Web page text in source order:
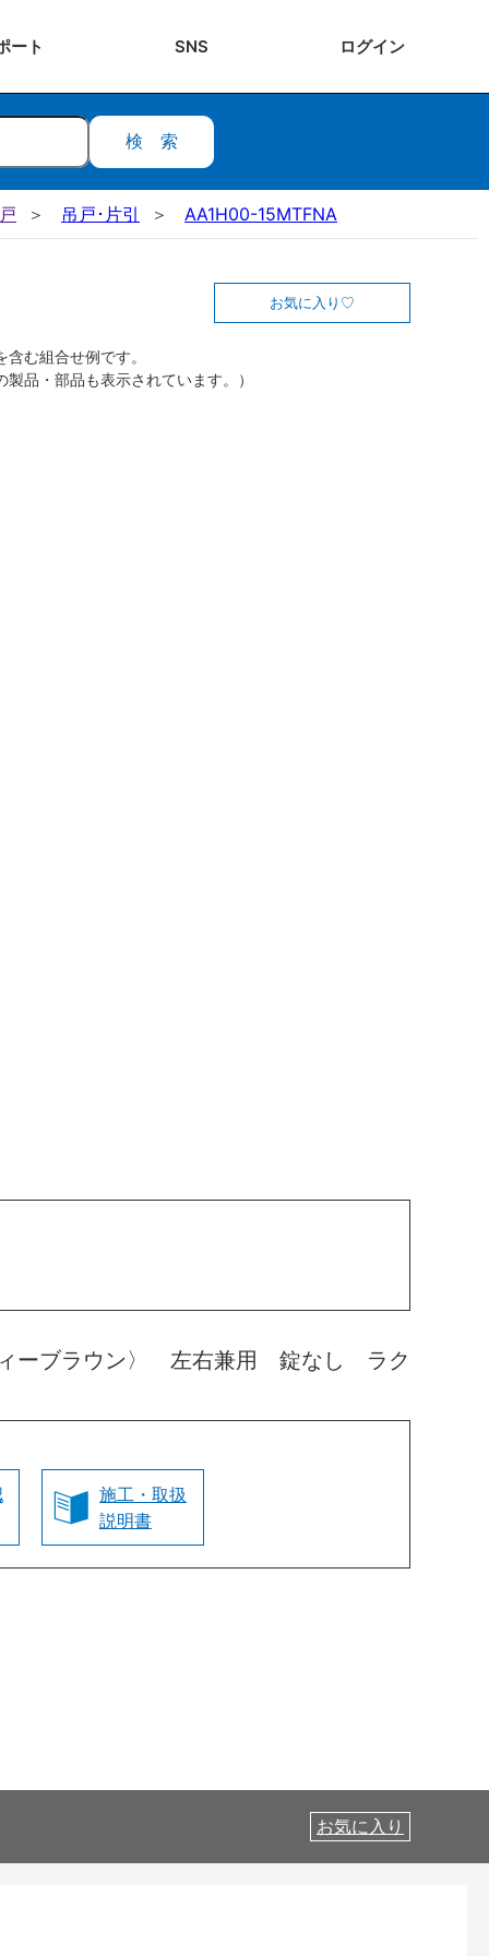
ート SNS ログイン
検索
吊戸･片引 AA1H00-15MTFNA
お気に入り
む組合せ例です。
製品・部品も表示されています。）
ーブラウン〉 左右兼用 錠なし ラク
施工・取扱
説明書
お気に入り